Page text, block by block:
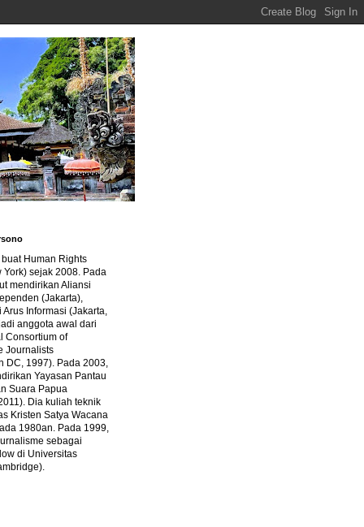
Human Rights
York) sejak 2008. Pada
mendirikan Aliansi
(Jakarta),
Arus Informasi (Jakarta,
anggota awal dari
Consortium of
Journalists
DC, 1997). Pada 2003,
Yayasan Pantau
Suara Papua
Dia kuliah teknik
Kristen Satya Wacana
1980an. Pada 1999,
sebagai
di Universitas